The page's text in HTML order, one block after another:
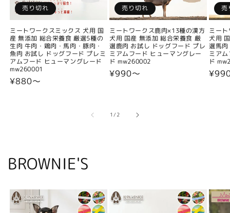
売り切れ
ミートワークスミックス 犬用 国
産 無添加 総合栄養食 厳選5種の
生肉 牛肉・鶏肉・馬肉・豚肉・
魚肉 お試し ドッグフード プレミ
アムフード ヒューマングレード
mw260001
通
¥880〜
売り切れ
ミートワークス鹿肉×13種の漢方
犬用 国産 無添加 総合栄養食 厳
選鹿肉 お試し ドッグフード プレ
ミアムフード ヒューマングレー
ド mw260002
通
¥990〜
売
ミー
犬用
選馬
ミア
ド
通
1/の
2
BROWNIE'S